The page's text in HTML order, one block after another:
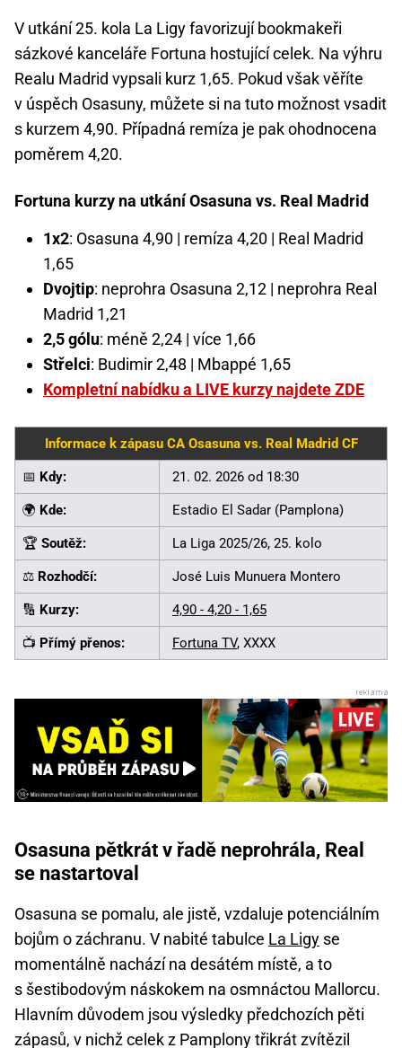
V utkání 25. kola La Ligy favorizují bookmakeři
sázkové kanceláře Fortuna hostující celek. Na výhru
Realu Madrid vypsali kurz 1,65. Pokud však věříte
v úspěch Osasuny, můžete si na tuto možnost vsadit
s kurzem 4,90. Případná remíza je pak ohodnocena
poměrem 4,20.
Fortuna kurzy na utkání Osasuna vs. Real Madrid
1x2: Osasuna 4,90 | remíza 4,20 | Real Madrid
1,65
Dvojtip: neprohra Osasuna 2,12 | neprohra Real
Madrid 1,21
2,5 gólu: méně 2,24 | více 1,66
Střelci: Budimir 2,48 | Mbappé 1,65
Kompletní nabídku a LIVE kurzy najdete ZDE
Informace k zápasu CA Osasuna vs. Real Madrid CF
📅 Kdy: 21. 02. 2026 od 18:30
🌍 Kde: Estadio El Sadar (Pamplona)
🏆 Soutěž: La Liga 2025/26, 25. kolo
⚖️ Rozhodčí: José Luis Munuera Montero
🔢 Kurzy: 4,90 - 4,20 - 1,65
📺 Přímý přenos: Fortuna TV, XXXX
Osasuna pětkrát v řadě neprohrála, Real
se nastartoval
Osasuna se pomalu, ale jistě, vzdaluje potenciálním
bojům o záchranu. V nabité tabulce La Ligy se
momentálně nachází na desátém místě, a to
s šestibodovým náskokem na osmnáctou Mallorcu.
Hlavním důvodem jsou výsledky předchozích pěti
zápasů, v nichž celek z Pamplony třikrát zvítězil